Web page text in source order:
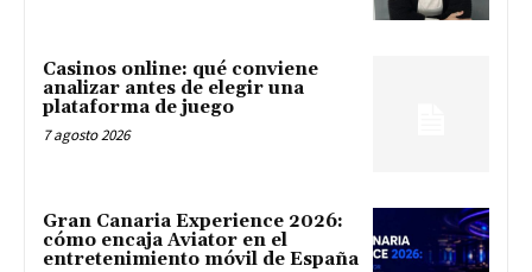
Casinos online: qué conviene
analizar antes de elegir una
plataforma de juego
7 agosto 2026
Gran Canaria Experience 2026:
cómo encaja Aviator en el
entretenimiento móvil de España